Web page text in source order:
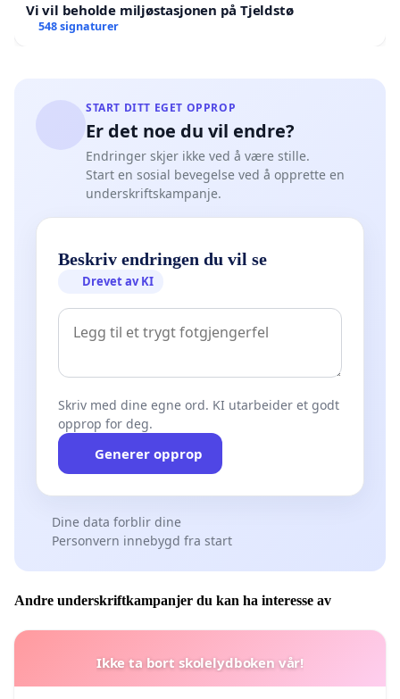
Vi vil beholde miljøstasjonen på Tjeldstø
548 signaturer
START DITT EGET OPPROP
Er det noe du vil endre?
Endringer skjer ikke ved å være stille.
Start en sosial bevegelse ved å opprette en
underskriftskampanje.
Beskriv endringen du vil se
Drevet av KI
Skriv med dine egne ord. KI utarbeider et godt
opprop for deg.
Generer opprop
Dine data forblir dine
Personvern innebygd fra start
Andre underskriftkampanjer du kan ha interesse av
Ikke ta bort skolelydboken vår!